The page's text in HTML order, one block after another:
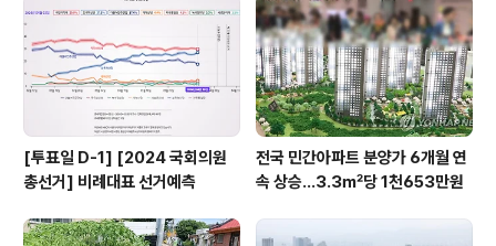
[투표일 D-1] [2024 국회의원
총선거] 비례대표 선거예측
전국 민간아파트 분양가 6개월 연
속 상승…3.3㎡당 1천653만원